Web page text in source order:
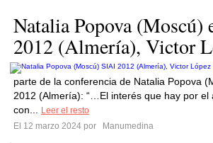
Natalia Popova (Moscú)
2012 (Almería), Victor
parte de la conferencia de Natalia Popova
2012 (Almería): “…El interés que hay por el
con...
Leer el resto
El 12 marzo 2024 por
Manumedina